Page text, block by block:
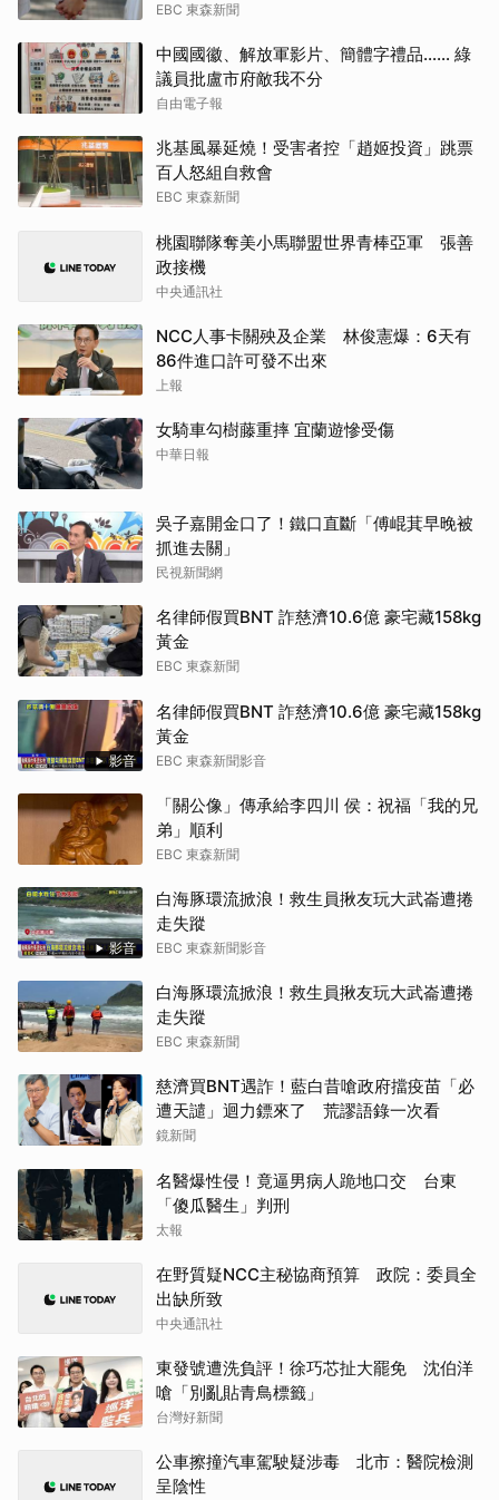
EBC 東森新聞
中國國徽、解放軍影片、簡體字禮品…… 綠
議員批盧市府敵我不分
自由電子報
兆基風暴延燒！受害者控「趙姬投資」跳票
百人怒組自救會
EBC 東森新聞
桃園聯隊奪美小馬聯盟世界青棒亞軍 張善
政接機
中央通訊社
NCC人事卡關殃及企業 林俊憲爆：6天有
86件進口許可發不出來
上報
女騎車勾樹藤重摔 宜蘭遊慘受傷
中華日報
吳子嘉開金口了！鐵口直斷「傅崐萁早晚被
抓進去關」
民視新聞網
名律師假買BNT 詐慈濟10.6億 豪宅藏158kg
黃金
EBC 東森新聞
影音
名律師假買BNT 詐慈濟10.6億 豪宅藏158kg
黃金
EBC 東森新聞影音
「關公像」傳承給李四川 侯：祝福「我的兄
弟」順利
EBC 東森新聞
影音
白海豚環流掀浪！救生員揪友玩大武崙遭捲
走失蹤
EBC 東森新聞影音
白海豚環流掀浪！救生員揪友玩大武崙遭捲
走失蹤
EBC 東森新聞
慈濟買BNT遇詐！藍白昔嗆政府擋疫苗「必
遭天譴」迴力鏢來了 荒謬語錄一次看
鏡新聞
名醫爆性侵！竟逼男病人跪地口交 台東
「傻瓜醫生」判刑
太報
在野質疑NCC主秘協商預算 政院：委員全
出缺所致
中央通訊社
東發號遭洗負評！徐巧芯扯大罷免 沈伯洋
嗆「別亂貼青鳥標籤」
台灣好新聞
公車擦撞汽車駕駛疑涉毒 北市：醫院檢測
呈陰性